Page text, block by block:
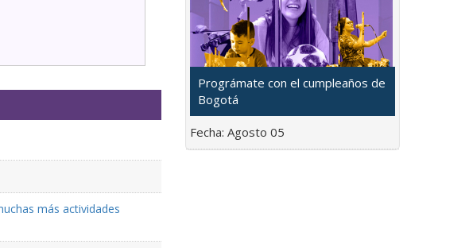
más actividades
Prográmate con el cumpleaños de
Bogotá
Fecha: Agosto 05